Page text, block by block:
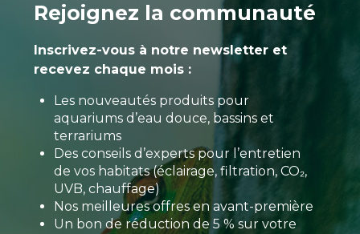
Rejoignez la communauté
Inscrivez-vous à notre newsletter et
recevez chaque mois :
Les nouveautés produits pour
aquariums d’eau douce, bassins et
terrariums
Des conseils d’experts pour l’entretien
de vos habitats (éclairage, filtration, CO₂,
UVB, chauffage)
Nos meilleures offres en avant-première
Un bon de réduction de 5 % sur votre